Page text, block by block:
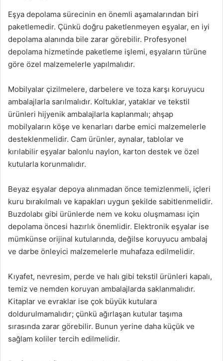
Eşya depolama sürecinin en önemli aşamalarından biri
paketlemedir. Çünkü doğru paketlenmeyen eşyalar, en iyi
depolama alanında bile zarar görebilir. Profesyonel
depolama hizmetinde paketleme işlemi, eşyaların türüne
göre özel malzemelerle yapılmalıdır.
Mobilyalar çizilmelere, darbelere ve toza karşı koruyucu
ambalajlarla sarılmalıdır. Koltuklar, yataklar ve tekstil
ürünleri hijyenik ambalajlarla kaplanmalı; ahşap
mobilyaların köşe ve kenarları darbe emici malzemelerle
desteklenmelidir. Cam ürünler, aynalar, tablolar ve
kırılabilir eşyalar balonlu naylon, karton destek ve özel
kutularla korunmalıdır.
Beyaz eşyalar depoya alınmadan önce temizlenmeli, içleri
kuru bırakılmalı ve kapakları uygun şekilde sabitlenmelidir.
Buzdolabı gibi ürünlerde nem ve koku oluşmaması için
depolama öncesi hazırlık önemlidir. Elektronik eşyalar ise
mümkünse orijinal kutularında, değilse koruyucu ambalaj
ve darbe önleyici malzemelerle muhafaza edilmelidir.
Kıyafet, nevresim, perde ve halı gibi tekstil ürünleri kapalı,
temiz ve nemden koruyan ambalajlarda saklanmalıdır.
Kitaplar ve evraklar ise çok büyük kutulara
doldurulmamalıdır; çünkü ağırlaşan kutular taşıma
sırasında zarar görebilir. Bunun yerine daha küçük ve
sağlam koliler tercih edilmelidir.